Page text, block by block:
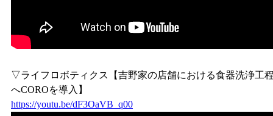
▽ライフロボティクス【吉野家の店舗における食器洗浄工
へCOROを導入】
https://youtu.be/dF3OaVB_q00